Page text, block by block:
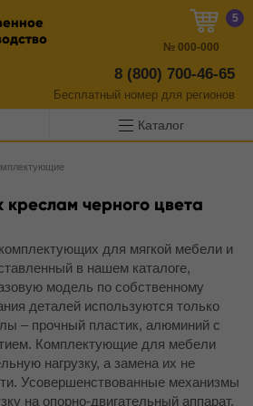
8 (800) 700-46-65
Бесплатный номер для регионов
5
№ 000-000
Каталог
черного цвета
для мягкой мебели и
в нашем каталоге,
модель по собственному
деталей используются только
– прочный пластик, алюминий с
Комплектующие для мебели
нагрузку, а замена их не
Усовершенствованные механизмы
на опорно-двигательный аппарат,